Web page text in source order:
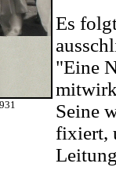
Es
"Eine
Seine
fixiert,